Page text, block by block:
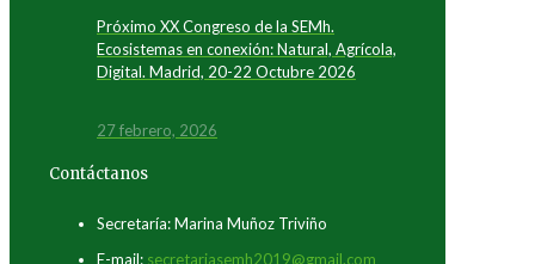
Próximo XX Congreso de la SEMh.
Ecosistemas en conexión: Natural, Agrícola,
Digital. Madrid, 20-22 Octubre 2026
27 febrero, 2026
Contáctanos
Secretaría: Marina Muñoz Triviño
E-mail: secretariasemh2019@gmail.com